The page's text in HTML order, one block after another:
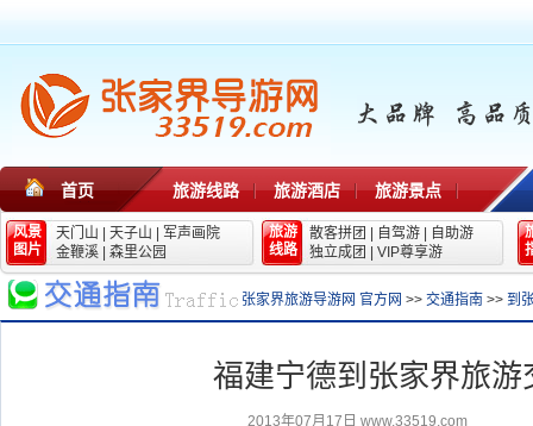
首页 旅游线路 旅游酒店 旅游景点
风景
图片
天门山 天子山
军声画院
金鞭溪
森里公园
旅游
线路
散客拼团 自驾游
自助游
独立成团
VIP尊享游
张家界旅游导游网 官方网 >> 交通指南 >> 到
福建宁德到张家界旅游
2013年07月17日 www.33519.com